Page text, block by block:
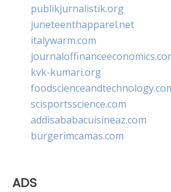
publikjurnalistik.org
juneteenthapparel.net
italywarm.com
kvk-kumari.org
scisportsscience.com
addisababacuisineaz.com
burgerimcamas.com
ADS